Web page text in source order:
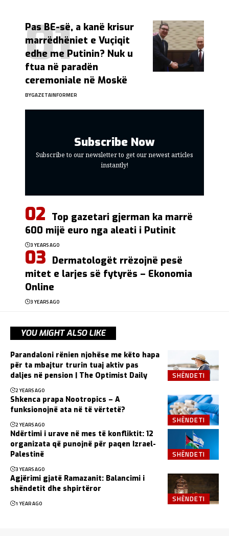
Pas BE-së, a kanë krisur
marrëdhëniet e Vuçiqit
edhe me Putinin? Nuk u
ftua në paradën
ceremoniale në Moskë
BYGAZETAINFORMER
Subscribe Now
Subscribe to our newsletter to get our newest articles
instantly!
Top gazetari gjerman ka marrë
600 mijë euro nga aleati i Putinit
3 YEARS AGO
Dermatologët rrëzojnë pesë
mitet e larjes së fytyrës – Ekonomia
Online
3 YEARS AGO
YOU MIGHT ALSO LIKE
SHËNDETI
Parandaloni rënien njohëse me këto hapa
për ta mbajtur trurin tuaj aktiv pas
daljes në pension | The Optimist Daily
2 YEARS AGO
SHËNDETI
Shkenca prapa Nootropics – A
funksionojnë ata në të vërtetë?
2 YEARS AGO
SHËNDETI
Ndërtimi i urave në mes të konfliktit: 12
organizata që punojnë për paqen Izrael-
Palestinë
3 YEARS AGO
SHËNDETI
Agjërimi gjatë Ramazanit: Balancimi i
shëndetit dhe shpirtëror
1 YEAR AGO